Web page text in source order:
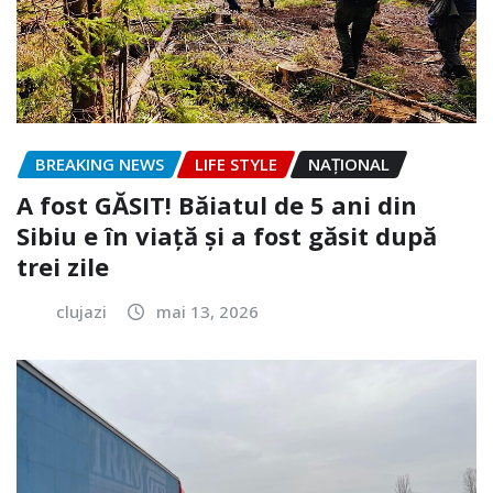
BREAKING NEWS LIFE STYLE NAŢIONAL
A fost GĂSIT! Băiatul de 5 ani din
Sibiu e în viață și a fost găsit după
trei zile
clujazi mai 13, 2026